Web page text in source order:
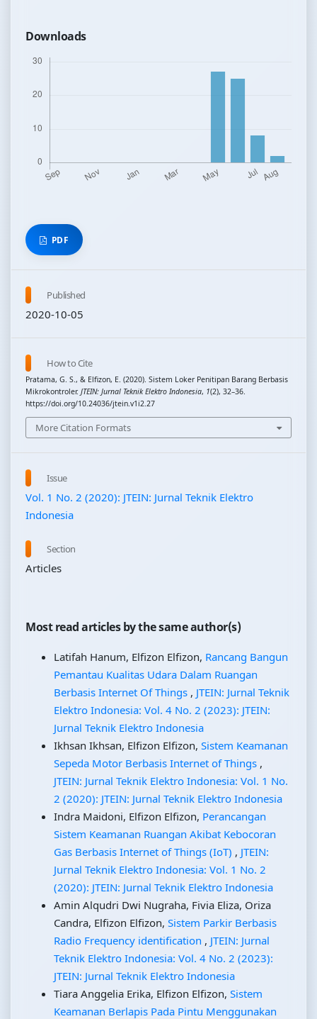
Downloads
PDF
Published
2020-10-05
How to Cite
Pratama, G. S., & Elfizon, E. (2020). Sistem Loker Penitipan Barang Berbasis
Mikrokontroler. JTEIN: Jurnal Teknik Elektro Indonesia, 1(2), 32–36.
https://doi.org/10.24036/jtein.v1i2.27
More Citation Formats
Issue
Vol. 1 No. 2 (2020): JTEIN: Jurnal Teknik Elektro
Indonesia
Section
Articles
Most read articles by the same author(s)
Latifah Hanum, Elfizon Elfizon, Rancang Bangun
Pemantau Kualitas Udara Dalam Ruangan
Berbasis Internet Of Things , JTEIN: Jurnal Teknik
Elektro Indonesia: Vol. 4 No. 2 (2023): JTEIN:
Jurnal Teknik Elektro Indonesia
Ikhsan Ikhsan, Elfizon Elfizon, Sistem Keamanan
Sepeda Motor Berbasis Internet of Things ,
JTEIN: Jurnal Teknik Elektro Indonesia: Vol. 1 No.
2 (2020): JTEIN: Jurnal Teknik Elektro Indonesia
Indra Maidoni, Elfizon Elfizon, Perancangan
Sistem Keamanan Ruangan Akibat Kebocoran
Gas Berbasis Internet of Things (IoT) , JTEIN:
Jurnal Teknik Elektro Indonesia: Vol. 1 No. 2
(2020): JTEIN: Jurnal Teknik Elektro Indonesia
Amin Alqudri Dwi Nugraha, Fivia Eliza, Oriza
Candra, Elfizon Elfizon, Sistem Parkir Berbasis
Radio Frequency identification , JTEIN: Jurnal
Teknik Elektro Indonesia: Vol. 4 No. 2 (2023):
JTEIN: Jurnal Teknik Elektro Indonesia
Tiara Anggelia Erika, Elfizon Elfizon, Sistem
Keamanan Berlapis Pada Pintu Menggunakan